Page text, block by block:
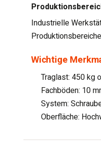
Industrielle
Produktionsbereiche
Wichtige
Traglast: 450 kg
Fachböden: 10
System:
Oberfläche: